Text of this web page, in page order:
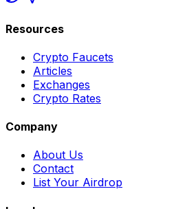
Resources
Crypto Faucets
Articles
Exchanges
Crypto Rates
Company
About Us
Contact
List Your Airdrop